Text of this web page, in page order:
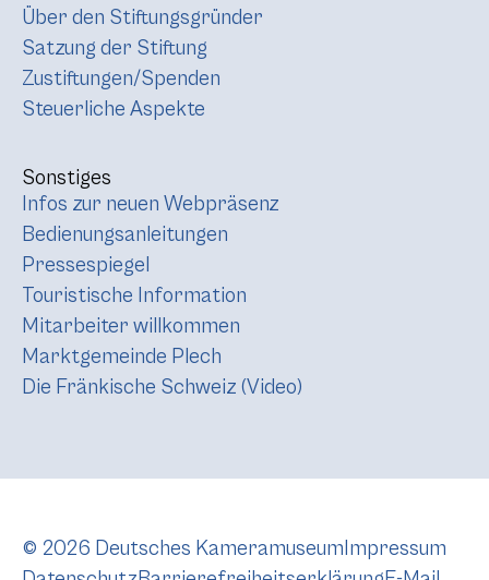
Über den Stiftungsgründer
Satzung der Stiftung
Zustiftungen/Spenden
Steuerliche Aspekte
Sonstiges
Infos zur neuen Webpräsenz
Bedienungsanleitungen
Pressespiegel
Touristische Information
Mitarbeiter willkommen
Marktgemeinde Plech
Die Fränkische Schweiz (Video)
© 2026 Deutsches Kameramuseum Impressum